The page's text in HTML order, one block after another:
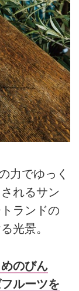
力でゆっく
れるサン
ランドの
光景。
のびん
ルーツを